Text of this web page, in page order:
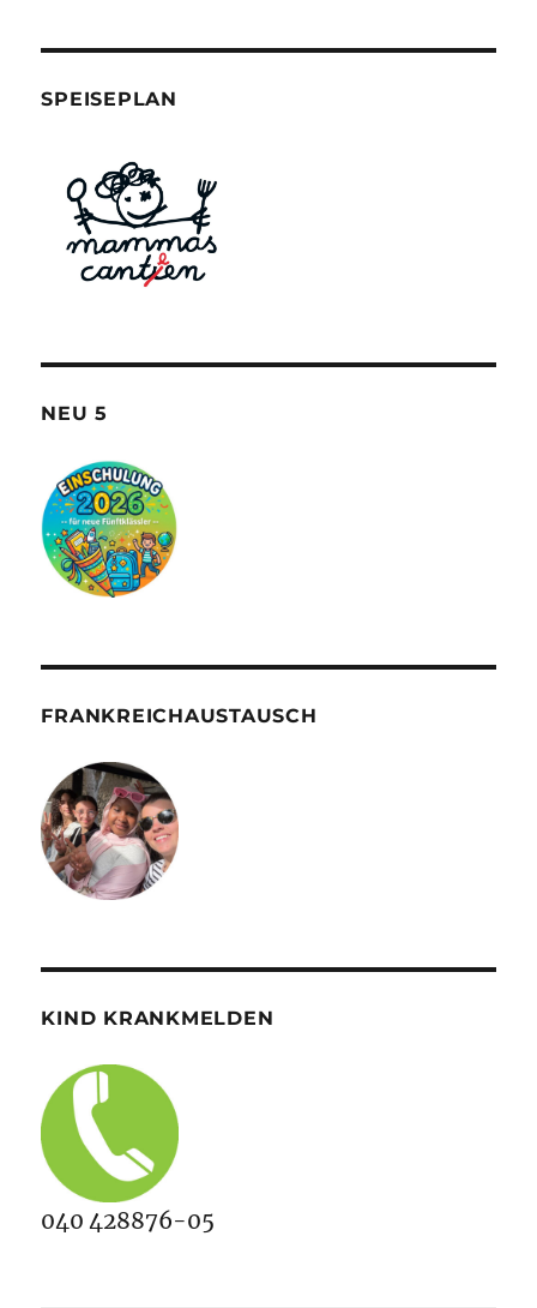
SPEISEPLAN
NEU 5
FRANKREICHAUSTAUSCH
KIND KRANKMELDEN
040 428876-05